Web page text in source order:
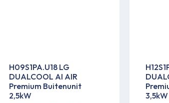
H09S1PA.U18 LG
DUALCOOL AI AIR
Premium Buitenunit
2,5kW
3,5kW